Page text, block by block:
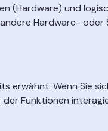
(Hardware) und
Hardware-
erwähnt: Wenn Sie
Funktionen